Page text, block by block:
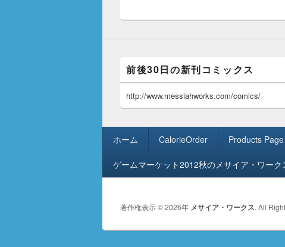
ゲ
シ
ン
稿:
前後30日の新刊コミックス
http://www.messiahworks.com/comics/
ホーム CalorieOrder Products Page
ゲームマーケット2012秋のメサイア・ワー
著作権表示 © 2026年 メサイア・ワークス. All